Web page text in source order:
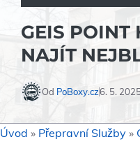
GEIS POINT
NAJÍT
Od PoBoxy.cz6. 5.
Úvod » Přepravní Služby »